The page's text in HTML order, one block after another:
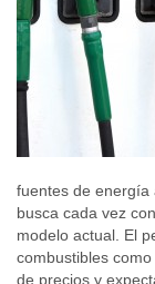
fuentes de energía
busca cada vez
modelo actual. El
combustibles
de precios y